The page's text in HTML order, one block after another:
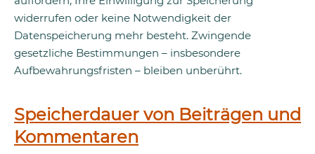
widerrufen oder keine Notwendigkeit der
Datenspeicherung mehr besteht. Zwingende
gesetzliche Bestimmungen – insbesondere
Aufbewahrungsfristen – bleiben unberührt.
Speicherdauer von Beiträgen und
Kommentaren